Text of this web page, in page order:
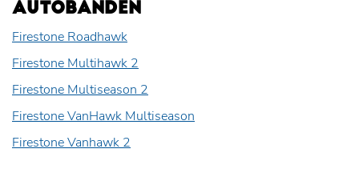
AUTOBANDEN
Firestone Roadhawk
Firestone Multihawk 2
Firestone Multiseason 2
Firestone VanHawk Multiseason
Firestone Vanhawk 2